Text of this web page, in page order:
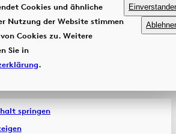
Cookies und ähnliche
Nutzung der Website stimmen
Cookies zu. Weitere
Sie in
.
springen